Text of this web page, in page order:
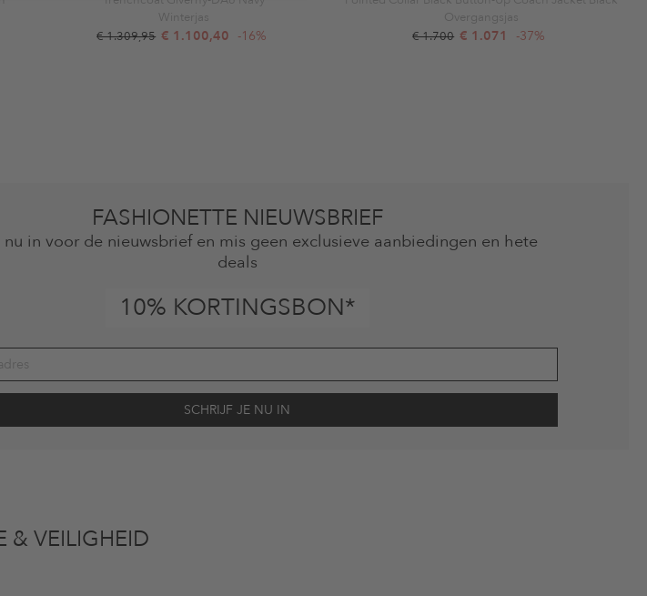
Winterjas
€ 1.309,95 € 1.100,40 -16%
Overgangsjas
€ 1.700 € 1.071 -37%
FASHIONETTE NIEUWSBRIEF
nu in voor de nieuwsbrief en mis geen exclusieve aanbiedingen en hete
deals
10% KORTINGSBON*
& VEILIGHEID